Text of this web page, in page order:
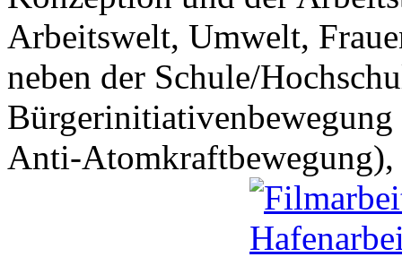
Arbeitswelt, Umwelt,
neben der Schule/
Anti-